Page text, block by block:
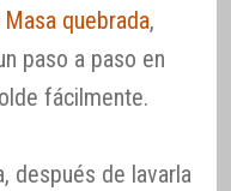
quebrada,
paso a paso en
fácilmente.
después de lavarla